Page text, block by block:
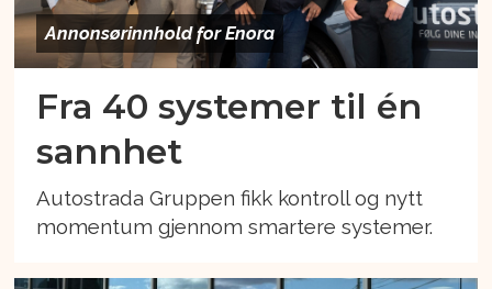
Annonsørinnhold for Enora
Fra 40 systemer til én
sannhet
Autostrada Gruppen fikk kontroll og nytt
momentum gjennom smartere systemer.